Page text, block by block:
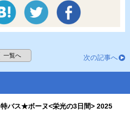
一覧へ 次の記事へ
特バス★ボーヌ<栄光の3日間> 2025